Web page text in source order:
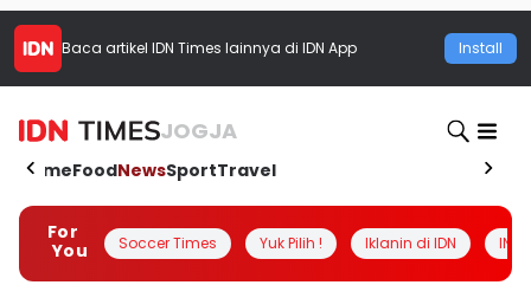
Baca artikel IDN Times lainnya di IDN App Install
JOGJA
HomeFoodNewsSportTravel
For
You
Soccer Times Yuk Pilih ! Iklanin di IDN